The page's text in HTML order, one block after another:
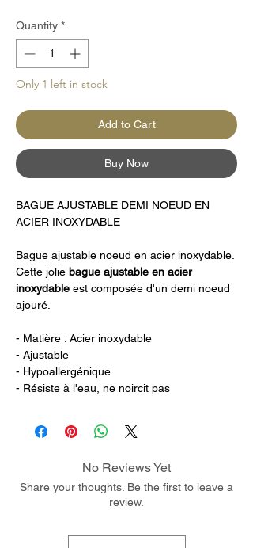
Quantity *
Only 1 left in stock
Add to Cart
Buy Now
BAGUE AJUSTABLE DEMI NOEUD EN
ACIER INOXYDABLE
Bague ajustable noeud en acier inoxydable.
Cette jolie bague ajustable en acier
inoxydable est composée d'un demi noeud
ajouré.
- Matière : Acier inoxydable
- Ajustable
- Hypoallergénique
- Résiste à l'eau, ne noircit pas
No Reviews Yet
Share your thoughts. Be the first to leave a
review.